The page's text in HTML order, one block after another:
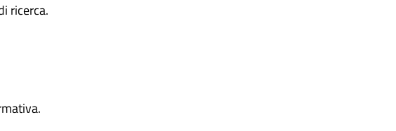
ricerca.